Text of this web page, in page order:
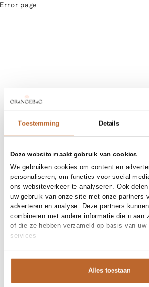
Toestemming Details
Deze website maakt gebruik van cookies
We gebruiken cookies om content en
personaliseren, om functies voor social
ons websiteverkeer te analyseren. Ook
uw gebruik van onze site met onze partners
adverteren en analyse. Deze partners
combineren met andere informatie die u aan
of die ze hebben verzameld op basis van uw
services.
Alles toestaan
Error page